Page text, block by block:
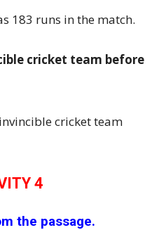
183 runs in the match.
cricket team before
cricket team
4
the passage.